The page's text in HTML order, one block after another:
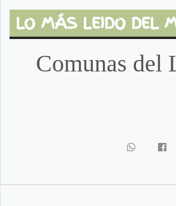
LO MÁS LEIDO DEL
Comunas del